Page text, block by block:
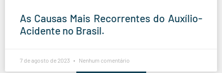
As Causas Mais Recorrentes do Auxílio-
Acidente no Brasil.
7 de agosto de 2023 Nenhum comentário